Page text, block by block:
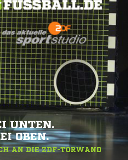
UNTEN.
OBEN.
AN DIE ZDF-TORWAND